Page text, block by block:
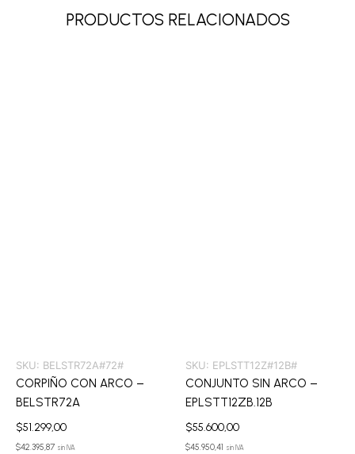
PRODUCTOS RELACIONADOS
SKU: BELSTR72A#72#
CORPIÑO CON ARCO –
BELSTR72A
$51.299,00
$42.395,87 sin IVA
SKU: EPLSTT12Z#12B#
CONJUNTO SIN ARCO –
EPLSTT12ZB.12B
$55.600,00
$45.950,41 sin IVA